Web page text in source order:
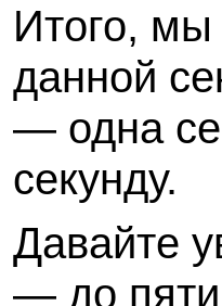
Итого, мы
данной
— одна
секунду.
Давайте
— до